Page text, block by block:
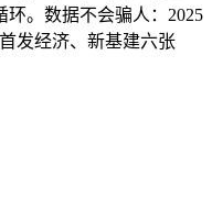
。数据不会骗人：2025
发经济、新基建六张